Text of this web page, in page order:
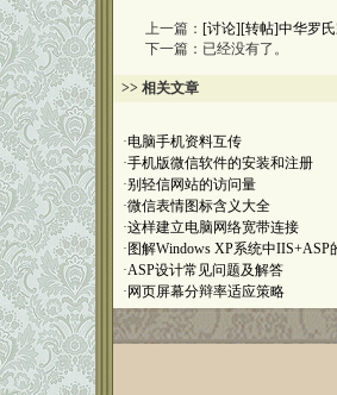
上一篇： [讨论][转帖]中华罗
下一篇：已经没有了。
>> 相关文章
·电脑手机资料互传
·手机版微信软件的安装和注册
·别轻信网站的访问量
·微信表情图标含义大全
·这样建立电脑网络宽带连接
· 图解Windows XP系统中IIS+ASP
·ASP设计常见问题及解答
· 网页屏幕分辩率适应策略